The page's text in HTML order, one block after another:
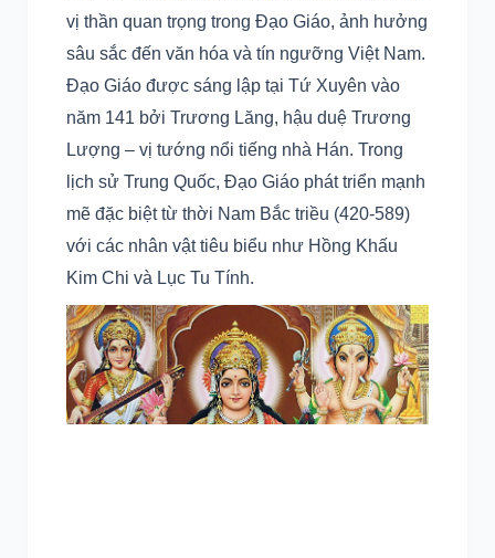
vị thần quan trọng trong Đạo Giáo, ảnh hưởng
sâu sắc đến văn hóa và tín ngưỡng Việt Nam.
Đạo Giáo được sáng lập tại Tứ Xuyên vào
năm 141 bởi Trương Lăng, hậu duệ Trương
Lượng – vị tướng nổi tiếng nhà Hán. Trong
lịch sử Trung Quốc, Đạo Giáo phát triển mạnh
mẽ đặc biệt từ thời Nam Bắc triều (420-589)
với các nhân vật tiêu biểu như Hồng Khấu
Kim Chi và Lục Tu Tính.